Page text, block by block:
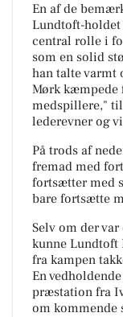
En af de
Lundtoft-
central rolle i
som en solid
han talte varmt
Mørk kæmpede
medspillere,"
lederevner og
På trods af
fremad med
fortsætter med
bare fortsætte
Selv om der
kunne Lundtoft
fra kampen
En
præstation fra
om kommende